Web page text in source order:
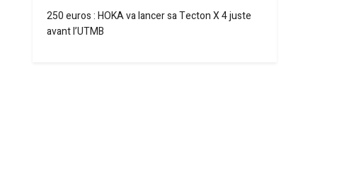
250 euros : HOKA va lancer sa Tecton X 4 juste
avant l’UTMB